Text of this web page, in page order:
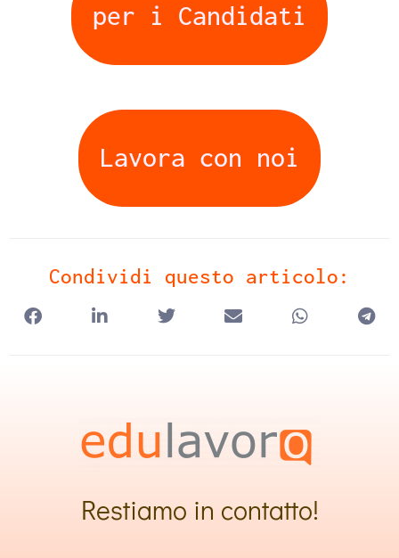
per i Candidati
Lavora con noi
Condividi questo articolo:
Restiamo in contatto!